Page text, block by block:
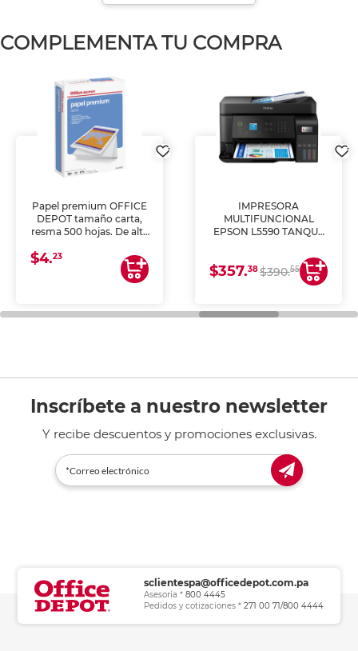
COMPLEMENTA TU COMPRA
Papel premium OFFICE
DEPOT tamaño carta,
resma 500 hojas. De alta
uniforme, ideal para
impresoras de inyección
de tinta y láser,
general de oficina.
$4.23
IMPRESORA
MULTIFUNCIONAL
EPSON L5590 TANQUE
COPIA Y ESCANEA)
$357.38$390.55
Inscríbete a nuestro newsletter
Y recibe descuentos y promociones exclusivas.
sclientespa@officedepot.com.pa
Asesoría * 800 4445
Pedidos y cotizaciones * 271 00 71/800 4444